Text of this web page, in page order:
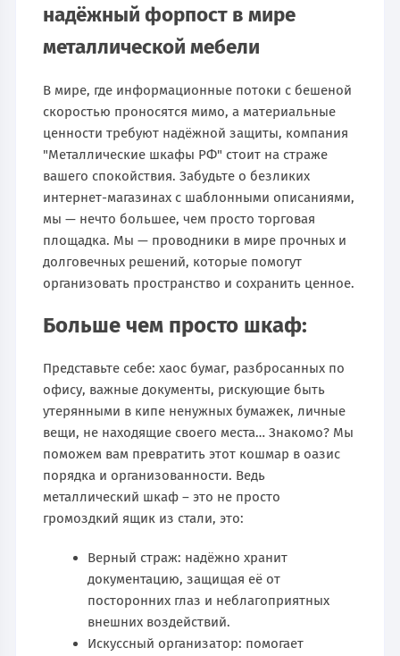
надёжный форпост в мире
металлической мебели
В мире, где информационные потоки с бешеной
скоростью проносятся мимо, а материальные
ценности требуют надёжной защиты, компания
"Металлические шкафы РФ" стоит на страже
вашего спокойствия. Забудьте о безликих
интернет-магазинах с шаблонными описаниями,
мы — нечто большее, чем просто торговая
площадка. Мы — проводники в мире прочных и
долговечных решений, которые помогут
организовать пространство и сохранить ценное.
Больше чем просто шкаф:
Представьте себе: хаос бумаг, разбросанных по
офису, важные документы, рискующие быть
утерянными в кипе ненужных бумажек, личные
вещи, не находящие своего места… Знакомо? Мы
поможем вам превратить этот кошмар в оазис
порядка и организованности. Ведь
металлический шкаф – это не просто
громоздкий ящик из стали, это:
Верный страж: надёжно хранит
документацию, защищая её от
посторонних глаз и неблагоприятных
внешних воздействий.
Искусcный организатор: помогает